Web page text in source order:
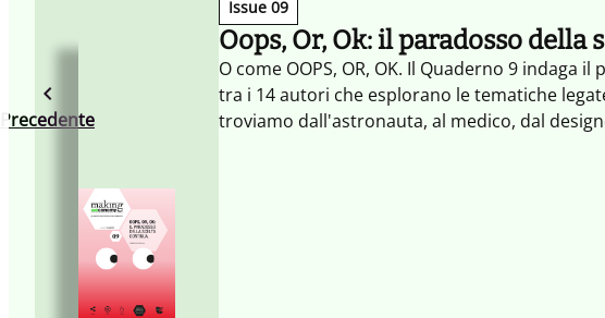
Precedente
Issue 09
Oops, Or, Ok: il paradosso della
O come OOPS, OR, OK. Il Quaderno 9 indaga
tra i 14 autori che esplorano le tematiche
troviamo dall'astronauta, al medico, dal